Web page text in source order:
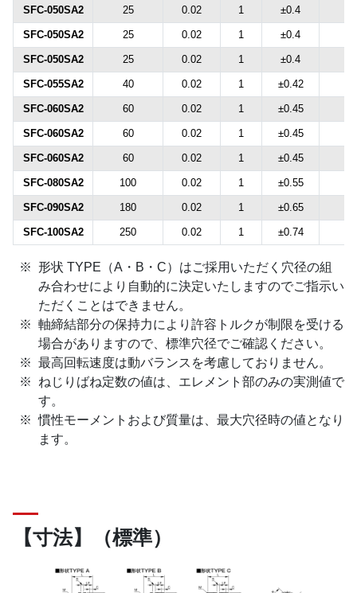
SFC-050SA2 25 0.02 1 ±0.4
SFC-050SA2 25 0.02 1 ±0.4
SFC-050SA2 25 0.02 1 ±0.4
SFC-055SA2 40 0.02 1 ±0.42
SFC-060SA2 60 0.02 1 ±0.45
SFC-060SA2 60 0.02 1 ±0.45
SFC-060SA2 60 0.02 1 ±0.45
SFC-080SA2 100 0.02 1 ±0.55
SFC-090SA2 180 0.02 1 ±0.65
SFC-100SA2 250 0.02 1 ±0.74
形状 TYPE（A・B・C）はご採用いただく穴径の組
み合わせにより自動的に決定いたしますのでご指示い
ただくことはできません。
軸締結部分の保持力により許容トルクが制限を受ける
場合がありますので、標準穴径でご確認ください。
最高回転速度は動バランスを考慮しておりません。
ねじりばね定数の値は、エレメント部のみの実測値で
す。
慣性モーメントおよび質量は、最大穴径時の値となり
ます。
【寸法】（標準）